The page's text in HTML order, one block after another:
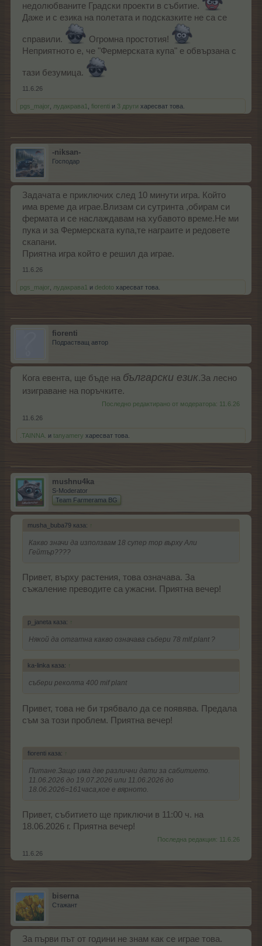
недолюбваните Градски проекти в събитие.
Даже и с езика на полетата и подсказките не са се
справили.
Огромна простотия!
Неприятното е, че "Фермерската купа" е обвързана с
тази безумица.
11.6.26
pgs_major лудакрава1 fiorenti и 3 други харесват това.
-niksan-
Господар
Задачата е приключих след 10 минути игра. Който
има време да играе.Влизам си сутринта ,обирам си
фермата и се наслаждавам на хубавото време.Не ми
пука и за Фермерската купа,те награите и редовете
скапани.
Приятна игра който е решил да играе.
11.6.26
pgs_major лудакрава1 и dedoto харесват това.
fiorenti
Подрастващ автор
Кога евента, ще бъде на български език.За лесно
изиграване на поръчките.
Последно редактирано от модератора: 11.6.26
11.6.26
.TAINNA. и tanyamery харесват това.
mushnu4ka
S-Moderator
Team Farmerama BG
musha_buba79 каза: ↑
Какво значи да използвам 18 супер тор върху Али
Гейтър????
Привет, върху растения, това означава. За
съжаление преводите са ужасни. Приятна вечер!
p_janeta каза: ↑
Някой да отгатна какво означава събери 78 mlf.plant ?
ka-linka каза: ↑
събери реколта 400 mif plant
Привет, това не би трябвало да се появява. Предала
съм за този проблем. Приятна вечер!
fiorenti каза: ↑
Питане.Защо има две различни дати за сабитието.
11.06.2026 до 19.07.2026 или 11.06.2026 до
18.06.2026=161часа,кое е вярното.
Привет, събитието ще приключи в 11:00 ч. на
18.06.2026 г. Приятна вечер!
Последна редакция: 11.6.26
11.6.26
biserna
Стажант
За първи път от години не знам как се играе това.